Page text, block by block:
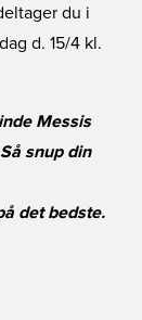
du i
d. 15/4 kl.
Messis
snup din
det bedste.